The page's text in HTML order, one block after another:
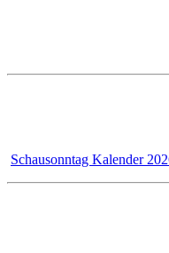
Schausonntag Kalender